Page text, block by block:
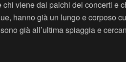
viene dai palchi dei concerti e
hanno già un lungo e corposo
già all’ultima spiaggia e